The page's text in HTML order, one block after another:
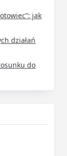
jak
działań
do